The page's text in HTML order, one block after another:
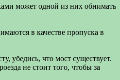
может одной из них обнимать
в качестве пропуска в
убедись, что мост существует.
не стоит того, чтобы за